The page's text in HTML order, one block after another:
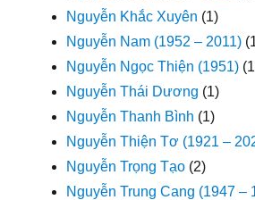
Nguyễn Khắc Xuyên (1)
Nguyễn Nam (1952 – 2011)
Nguyễn Ngọc Thiện (1951)
Nguyễn Thái Dương (1)
Nguyễn Thanh Bình (1)
Nguyễn Thiện Tơ (1921 –
Nguyễn Trọng Tạo (2)
Nguyễn Trung Cang (1947 –